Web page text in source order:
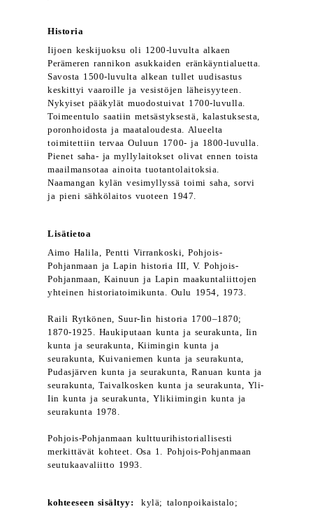
Historia
Iijoen keskijuoksu oli 1200-luvulta alkaen
Perämeren rannikon asukkaiden eränkäyntialuetta.
Savosta 1500-luvulta alkean tullet uudisastus
keskittyi vaaroille ja vesistöjen läheisyyteen.
Nykyiset pääkylät muodostuivat 1700-luvulla.
Toimeentulo saatiin metsästyksestä, kalastuksesta,
poronhoidosta ja maataloudesta. Alueelta
toimitettiin tervaa Ouluun 1700- ja 1800-luvulla.
Pienet saha- ja myllylaitokset olivat ennen toista
maailmansotaa ainoita tuotantolaitoksia.
Naamangan kylän vesimyllyssä toimi saha, sorvi
ja pieni sähkölaitos vuoteen 1947.
Lisätietoa
Aimo Halila, Pentti Virrankoski, Pohjois-
Pohjanmaan ja Lapin historia III, V. Pohjois-
Pohjanmaan, Kainuun ja Lapin maakuntaliittojen
yhteinen historiatoimikunta. Oulu 1954, 1973.
Raili Rytkönen, Suur-Iin historia 1700–1870;
1870-1925. Haukiputaan kunta ja seurakunta, Iin
kunta ja seurakunta, Kiimingin kunta ja
seurakunta, Kuivaniemen kunta ja seurakunta,
Pudasjärven kunta ja seurakunta, Ranuan kunta ja
seurakunta, Taivalkosken kunta ja seurakunta, Yli-
Iin kunta ja seurakunta, Ylikiimingin kunta ja
seurakunta 1978.
Pohjois-Pohjanmaan kulttuurihistoriallisesti
merkittävät kohteet. Osa 1. Pohjois-Pohjanmaan
seutukaavaliitto 1993.
kohteeseen sisältyy: kylä; talonpoikaistalo;